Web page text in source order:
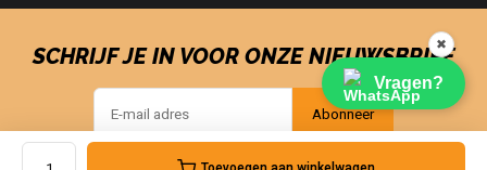
SCHRIJF JE IN VOOR ONZE NIEUWSBRIEF
Abonneer
✖
Vragen?